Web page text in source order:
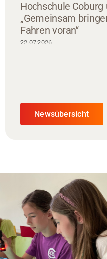
Hochschule Coburg
„Gemeinsam
Fahren voran“
22.07.2026
Newsübersicht